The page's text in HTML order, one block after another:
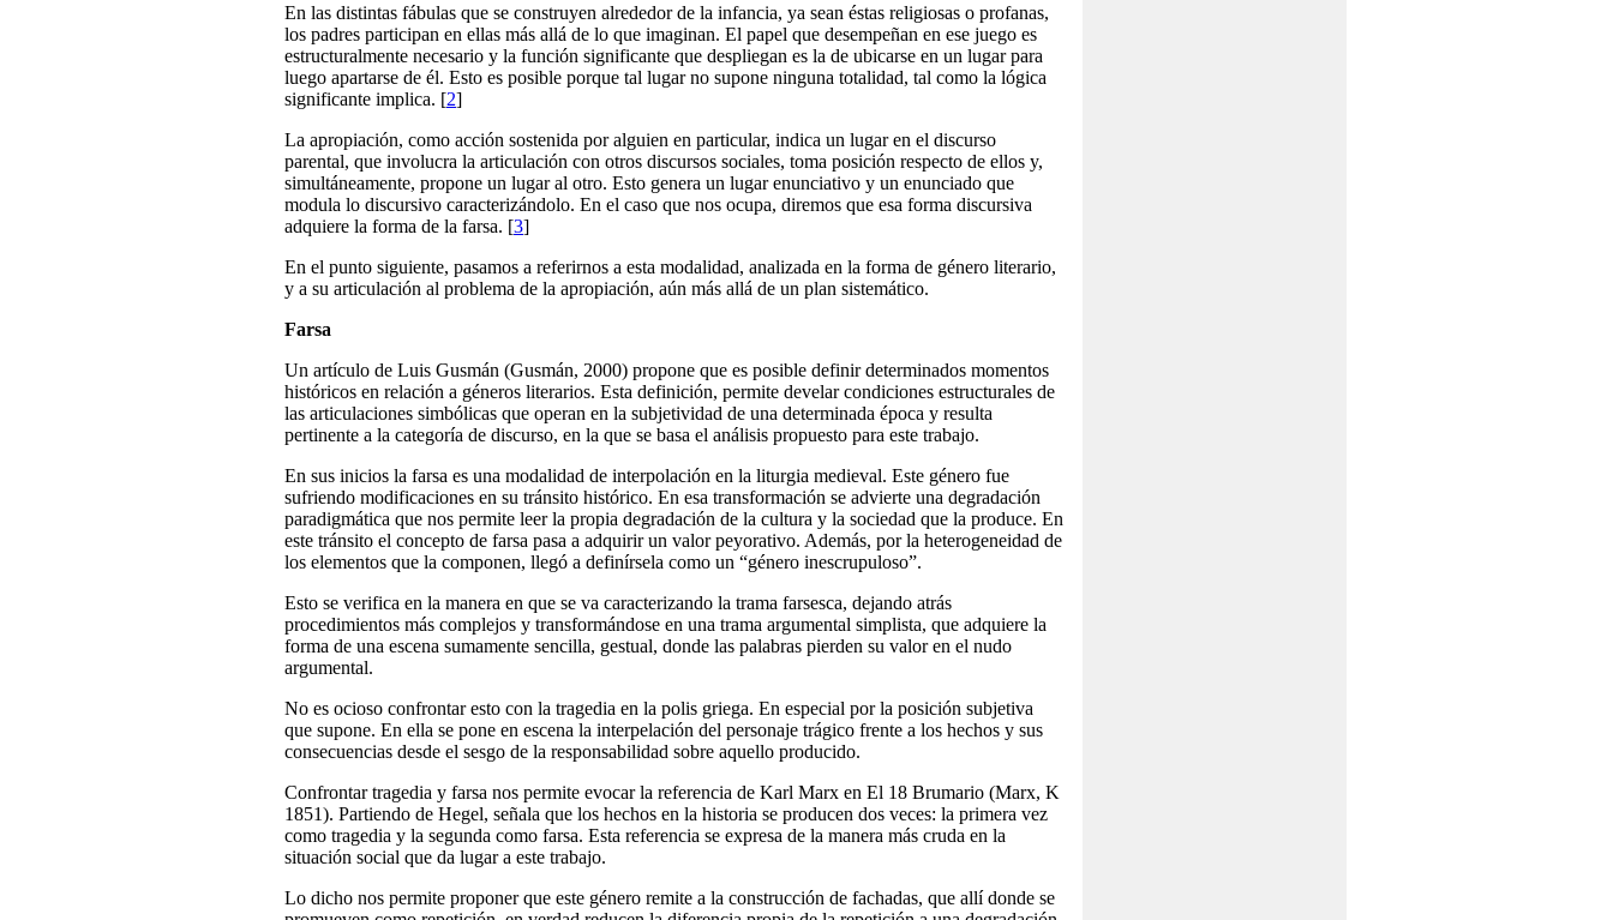
En las distintas fábulas que se construyen alrededor de la infancia, ya sean éstas religiosas o profanas,
los padres participan en ellas más allá de lo que imaginan. El papel que desempeñan en ese juego es
estructuralmente necesario y la función significante que despliegan es la de ubicarse en un lugar para
luego apartarse de él. Esto es posible porque tal lugar no supone ninguna totalidad, tal como la lógica
significante implica. [2]
La apropiación, como acción sostenida por alguien en particular, indica un lugar en el discurso
parental, que involucra la articulación con otros discursos sociales, toma posición respecto de ellos y,
simultáneamente, propone un lugar al otro. Esto genera un lugar enunciativo y un enunciado que
modula lo discursivo caracterizándolo. En el caso que nos ocupa, diremos que esa forma discursiva
adquiere la forma de la farsa. [3]
En el punto siguiente, pasamos a referirnos a esta modalidad, analizada en la forma de género literario,
y a su articulación al problema de la apropiación, aún más allá de un plan sistemático.
Farsa
Un artículo de Luis Gusmán (Gusmán, 2000) propone que es posible definir determinados momentos
históricos en relación a géneros literarios. Esta definición, permite develar condiciones estructurales de
las articulaciones simbólicas que operan en la subjetividad de una determinada época y resulta
pertinente a la categoría de discurso, en la que se basa el análisis propuesto para este trabajo.
En sus inicios la farsa es una modalidad de interpolación en la liturgia medieval. Este género fue
sufriendo modificaciones en su tránsito histórico. En esa transformación se advierte una degradación
paradigmática que nos permite leer la propia degradación de la cultura y la sociedad que la produce. En
este tránsito el concepto de farsa pasa a adquirir un valor peyorativo. Además, por la heterogeneidad de
los elementos que la componen, llegó a definírsela como un “género inescrupuloso”.
Esto se verifica en la manera en que se va caracterizando la trama farsesca, dejando atrás
procedimientos más complejos y transformándose en una trama argumental simplista, que adquiere la
forma de una escena sumamente sencilla, gestual, donde las palabras pierden su valor en el nudo
argumental.
No es ocioso confrontar esto con la tragedia en la polis griega. En especial por la posición subjetiva
que supone. En ella se pone en escena la interpelación del personaje trágico frente a los hechos y sus
consecuencias desde el sesgo de la responsabilidad sobre aquello producido.
Confrontar tragedia y farsa nos permite evocar la referencia de Karl Marx en El 18 Brumario (Marx, K
1851). Partiendo de Hegel, señala que los hechos en la historia se producen dos veces: la primera vez
como tragedia y la segunda como farsa. Esta referencia se expresa de la manera más cruda en la
situación social que da lugar a este trabajo.
Lo dicho nos permite proponer que este género remite a la construcción de fachadas, que allí donde se